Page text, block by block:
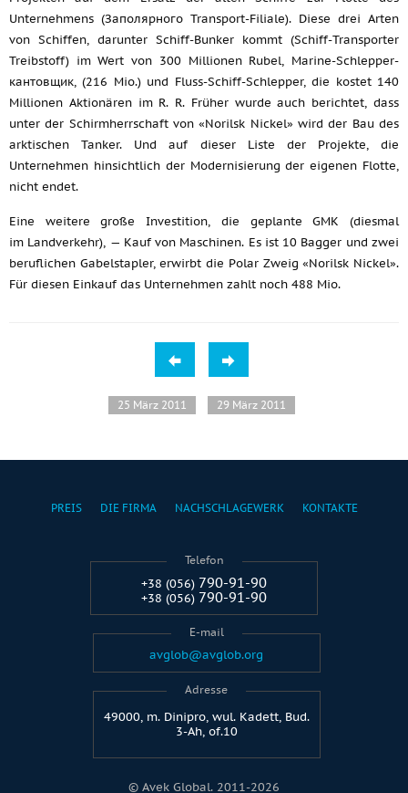
Unternehmens (Заполярного Transport-Filiale). Diese drei Arten
von Schiffen, darunter Schiff-Bunker kommt (Schiff-Transporter
Treibstoff) im Wert von 300 Millionen Rubel, Marine-Schlepper-
кантовщик, (216 Mio.) und Fluss-Schiff-Schlepper, die kostet 140
Millionen Aktionären im R. R. Früher wurde auch berichtet, dass
unter der Schirmherrschaft von «Norilsk Nickel» wird der Bau des
arktischen Tanker. Und auf dieser Liste der Projekte, die
Unternehmen hinsichtlich der Modernisierung der eigenen Flotte,
nicht endet.
Eine weitere große Investition, die geplante GMK (diesmal
im Landverkehr), — Kauf von Maschinen. Es ist 10 Bagger und zwei
beruflichen Gabelstapler, erwirbt die Polar Zweig «Norilsk Nickel».
Für diesen Einkauf das Unternehmen zahlt noch 488 Mio.
25 März 2011 29 März 2011
© Avek Global. 2011-2026
PREIS DIE FIRMA NACHSCHLAGEWERK KONTAKTE
Telefon
+38 (056) 790-91-90
+38 (056) 790-91-90
E-mail
avglob@avglob.org
Adresse
49000, m. Dinipro, wul. Kadett, Bud.
3-Ah, of.10